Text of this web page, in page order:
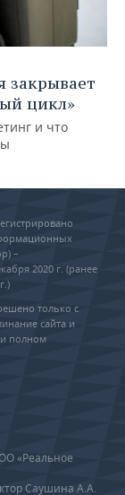
закрывает
цикл»
и что
–
2020 г. (ранее
только с
сайта и
полном
«Реальное
Саушина А.А.